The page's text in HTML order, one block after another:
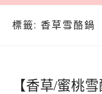
標籤: 香草雪酪鍋
【香草/蜜桃